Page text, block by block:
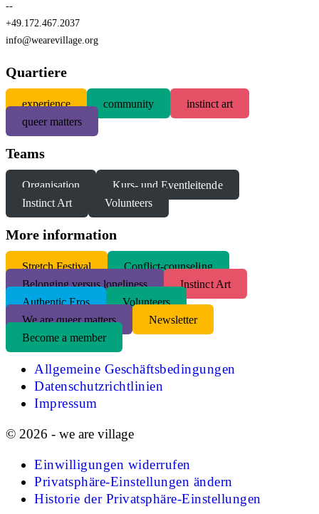
--
+49.172.467.2037
info@wearevillage.org
Quartiere
experience community
instinct art
queer matters
Teams
Organisation
Kurs- und Eventleitende
Instinct Art
Volunteers
More information
Stretch Festival
Conflict-counseling
Belonging versus loneliness
Instinct Art
Authentic Eros
Volunteers
We are queer matters
Newsletter
Become a member
Allgemeine Geschäftsbedingungen
Datenschutzrichtlinien
Impressum
© 2026 - we are village
Einwilligungen widerrufen
Privatsphäre-Einstellungen ändern
Historie der Privatsphäre-Einstellungen